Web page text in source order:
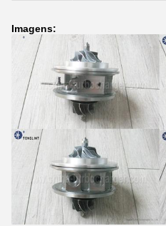
Imagens: